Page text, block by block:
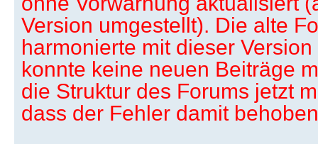
Version umgestellt). Die alte
harmonierte mit dieser
konnte keine neuen Beiträge
die Struktur des Forums jetzt
dass der Fehler damit